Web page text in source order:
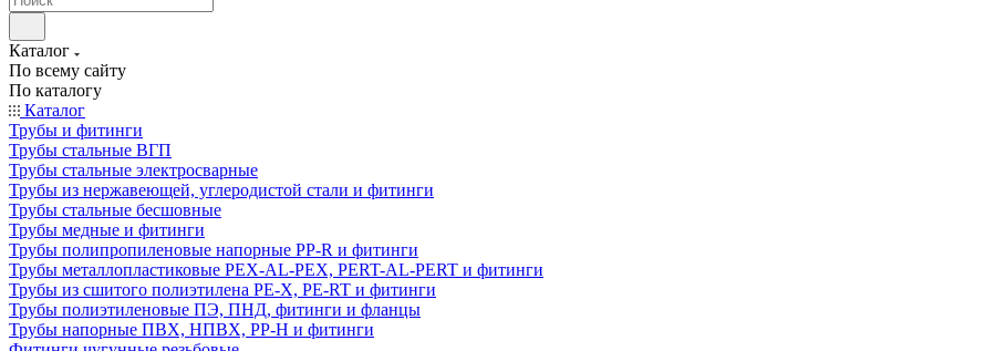
Каталог
По всему сайту
По каталогу
Каталог
Трубы и фитинги
Трубы стальные ВГП
Трубы стальные электросварные
Трубы из нержавеющей, углеродистой стали и фитинги
Трубы стальные бесшовные
Трубы медные и фитинги
Трубы полипропиленовые напорные PP-R и фитинги
Трубы металлопластиковые PEX-AL-PEX, PERT-AL-PERT и фитинги
Трубы из сшитого полиэтилена PE-X, PE-RT и фитинги
Трубы полиэтиленовые ПЭ, ПНД, фитинги и фланцы
Трубы напорные ПВХ, НПВХ, PP-H и фитинги